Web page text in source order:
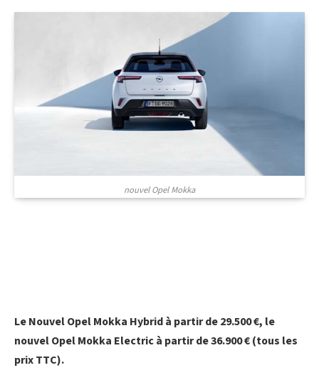
nouvel Opel Mokka
Le Nouvel Opel Mokka Hybrid à partir de 29.500 €, le
nouvel Opel Mokka Electric à partir de 36.900 € (tous les
prix TTC).